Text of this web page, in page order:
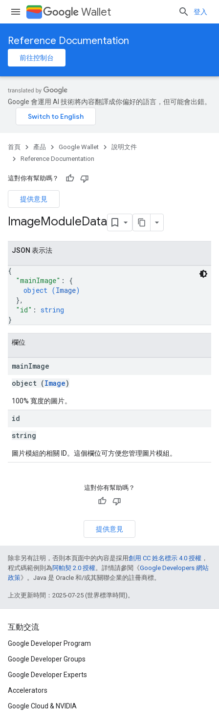
Wallet 登入
Reference Documentation
前往控制台
Google 會運用 AI 技術將內容翻譯成你偏好的語言，但可能會出錯。
首頁 產品 Google Wallet
說明文件
Reference Documentation
這對你有幫助嗎？
提供意見
ImageModuleData
JSON 表示法
{
"mainImage" : {
object (Image)
},
"id" : string
}
欄位
mainImage
object (Image)
100% 寬度的圖片。
id
string
圖片模組的相關 ID。這個欄位可方便您管理圖片模組。
這對你有幫助嗎？
提供意見
除非另有註明，否則本頁面中的內容是採用創用 CC 姓名標示 4.0 授權 ，
程式碼範例則為阿帕契 2.0 授權。詳情請參閱《Google Developers 網站
政策》。Java 是 Oracle 和/或其關聯企業的註冊商標。
上次更新時間：2025-07-25 (世界標準時間)。
互動交流
Google Developer Program
Google Developer Groups
Google Developer Experts
Accelerators
Google Cloud & NVIDIA